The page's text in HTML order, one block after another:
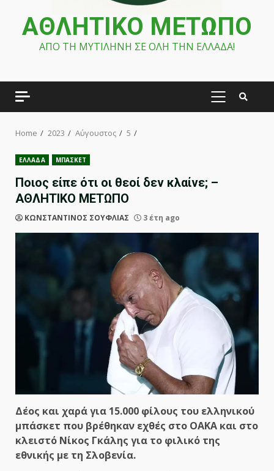
ΑΘΛΗΤΙΚΟ ΜΕΤΩΠΟ
ΑΠΟ ΤΗ ΜΥΤΙΛΗΝΗ ΣΕ ΟΛΗ ΤΗΝ ΕΛΛΑΔΑ!
PRIMARY
Home 2023 Αύγουστος 5
ΕΛΛΑΔΑ ΜΠΑΣΚΕΤ
Ποιος είπε ότι οι θεοί δεν κλαίνε; –
ΑΘΛΗΤΙΚΟ ΜΕΤΩΠΟ
ΚΩΝΣΤΑΝΤΙΝΟΣ ΣΟΥΦΛΙΑΣ 3 έτη ago
Δέος και χαρά για 15.000 φίλους του ελληνικού
μπάσκετ που βρέθηκαν εχθές στο ΟΑΚΑ και στο
κλειστό Νίκος Γκάλης για το φιλικό της
εθνικής με τη Σλοβενία.